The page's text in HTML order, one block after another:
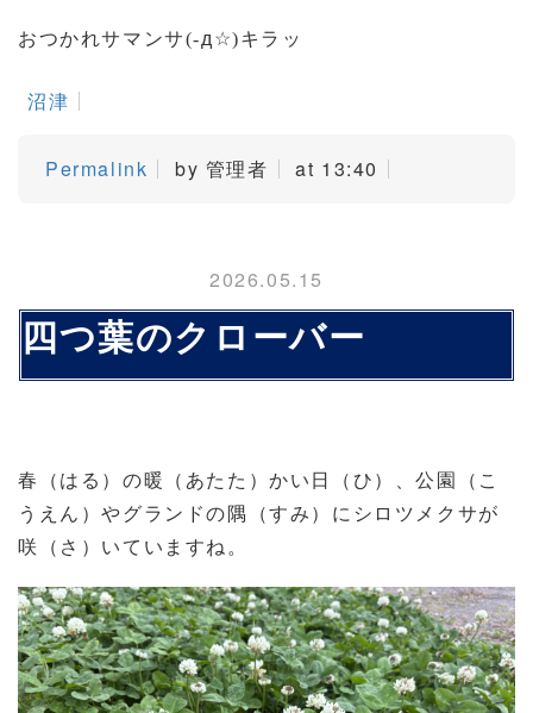
おつかれサマンサ(-д☆)キラッ
沼津
Permalink by 管理者 at 13:40
2026.05.15
四つ葉のクローバー
春（はる）の暖（あたた）かい日（ひ）、公園（こ
うえん）やグランドの隅（すみ）にシロツメクサが
咲（さ）いていますね。